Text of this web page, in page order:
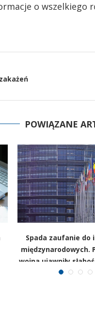
o wszelkiego
POWIĄZANE
Spada zaufanie do
międzynarodowych.
wojna ujawniły